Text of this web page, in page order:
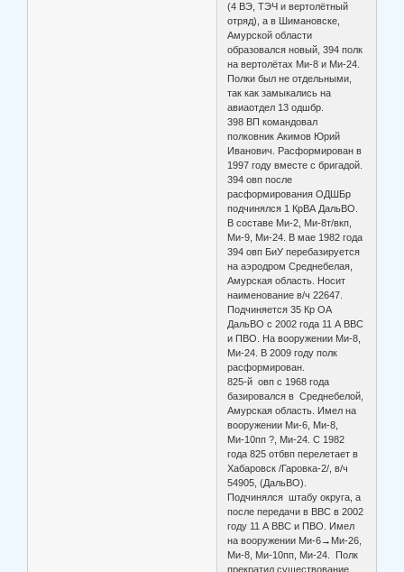
(4 ВЭ, ТЭЧ и вертолётный
отряд), а в Шимановске,
Амурской области
образовался новый, 394 полк
на вертолётах Ми-8 и Ми-24.
Полки был не отдельными,
так как замыкались на
авиаотдел 13 одшбр.
398 ВП командовал
полковник Акимов Юрий
Иванович. Расформирован в
1997 году вместе с бригадой.
394 овп после
расформирования ОДШБр
подчинялся 1 КрВА ДальВО.
В составе Ми-2, Ми-8т/вкп,
Ми-9, Ми-24. В мае 1982 года
394 овп БиУ перебазируется
на аэродром Среднебелая,
Амурская область. Носит
наименование в/ч 22647.
Подчиняется 35 Кр ОА
ДальВО с 2002 года 11 А ВВС
и ПВО. На вооружении Ми-8,
Ми-24. В 2009 году полк
расформирован.
825-й овп с 1968 года
базировался в Среднебелой,
Амурская область. Имел на
вооружении Ми-6, Ми-8,
Ми-10пп ?, Ми-24. С 1982
года 825 отбвп перелетает в
Хабаровск /Гаровка-2/, в/ч
54905, (ДальВО).
Подчинялся штабу округа, а
после передачи в ВВС в 2002
году 11 А ВВС и ПВО. Имел
на вооружении Ми-6→Ми-26,
Ми-8, Ми-10пп, Ми-24. Полк
прекратил существование